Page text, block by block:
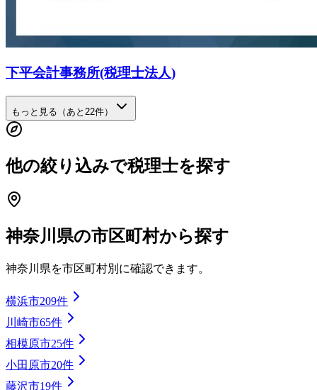
下平会計事務所(税理士法人)
もっと見る（あと 22件）
他の絞り込みで税理士を探す
神奈川県の市区町村から探す
神奈川県を市区町村別に確認できます。
横浜市209件
川崎市65件
相模原市25件
小田原市20件
藤沢市19件